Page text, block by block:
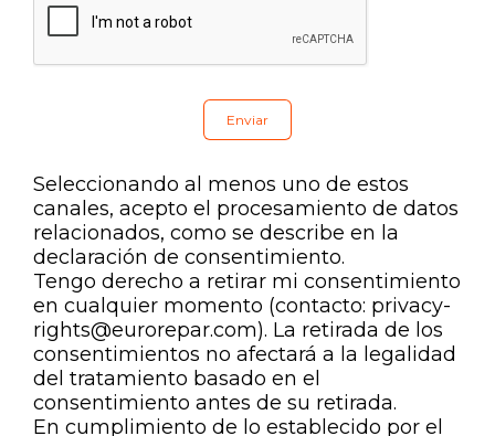
Seleccionando al menos uno de estos
canales, acepto el procesamiento de datos
relacionados, como se describe en la
declaración de consentimiento.
Tengo derecho a retirar mi consentimiento
en cualquier momento (contacto: privacy-
rights@eurorepar.com). La retirada de los
consentimientos no afectará a la legalidad
del tratamiento basado en el
consentimiento antes de su retirada.
En cumplimiento de lo establecido por el